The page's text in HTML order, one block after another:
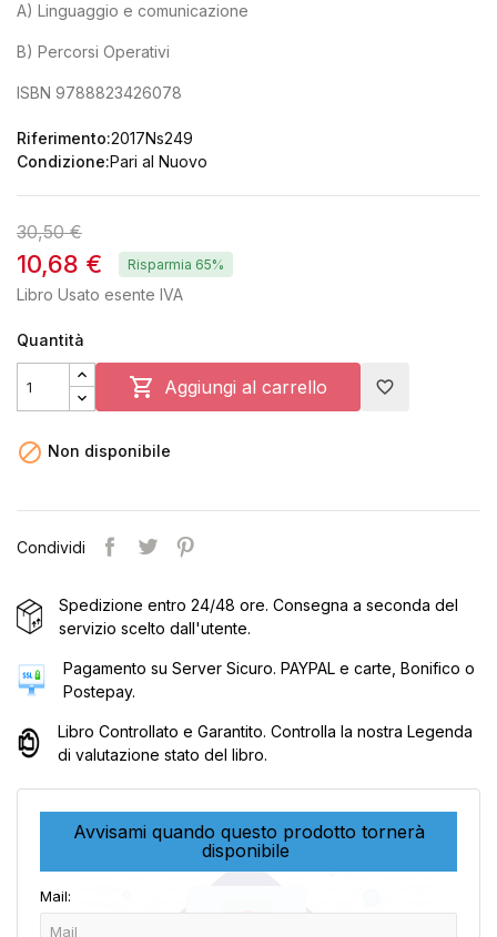
A) Linguaggio e comunicazione
B) Percorsi Operativi
ISBN 9788823426078
Riferimento:2017Ns249
Condizione:Pari al Nuovo
30,50 €
10,68 € Risparmia 65%
Libro Usato esente IVA
Quantità
 Aggiungi al carrello favorite_border
 Non disponibile
Condividi
Spedizione entro 24/48 ore. Consegna a seconda del
servizio scelto dall'utente.
Pagamento su Server Sicuro. PAYPAL e carte, Bonifico o
Postepay.
Libro Controllato e Garantito. Controlla la nostra Legenda
di valutazione stato del libro.
Avvisami quando questo prodotto tornerà
disponibile
Mail: